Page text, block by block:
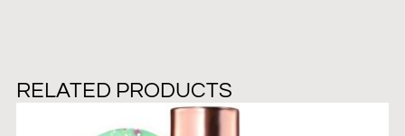
RELATED PRODUCTS